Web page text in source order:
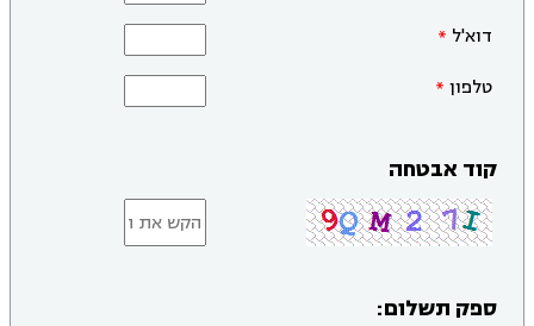
דוא'ל
טלפון
קוד אבטחה
ספק תשלום: